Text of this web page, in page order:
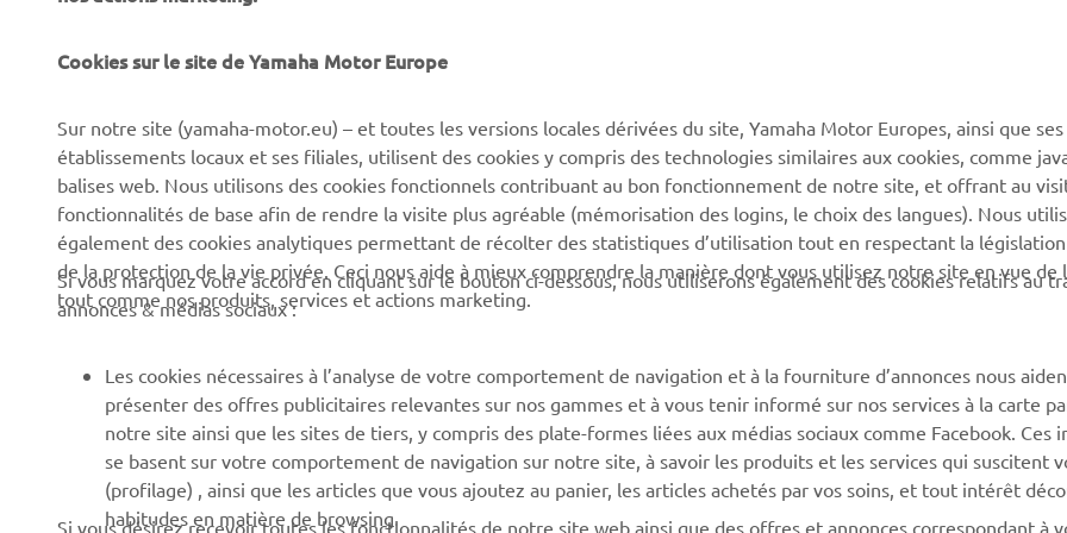
CORPORATE
Découvrez Yamaha
News
Événements
Press
Yamaha Motor e-brochures
Travailler chez Yamaha
Devenir revendeur
Canal d'alerte
BUSINESS
Systèmes pour vélos
électriques (VAE) Yamaha
Autorités
Terrains de golf
Premiers intervenants
Robotics
Partenariats
Informations techniques
pour les réparateurs
indépendants
MyYamaha
Yamaha Music
Yamaha Racing
Yamaha Motor Global
Catalogue des pièces
Réserver un entretien
Réseau Yamaha
Gestion des déchets de
batteries
Cookies sur le site de Yamaha Motor Europe
Sur notre site (yamaha-motor.eu) – et toutes les versions locales dérivées du site, Yamaha Motor Europes, ainsi que ses
établissements locaux et ses filiales, utilisent des cookies y compris des technologies similaires aux cookies, comme
balises web. Nous utilisons des cookies fonctionnels contribuant au bon fonctionnement de notre site, et offrant au
fonctionnalités de base afin de rendre la visite plus agréable (mémorisation des logins, le choix des langues). Nous
également des cookies analytiques permettant de récolter des statistiques d’utilisation tout en respectant la
de la protection de la vie privée. Ceci nous aide à mieux comprendre la manière dont vous utilisez notre site en vue de
tout comme nos produits, services et actions marketing.
Si vous marquez votre accord en cliquant sur le bouton ci-dessous, nous utiliserons également des cookies relatifs au
annonces & médias sociaux :
Les cookies nécessaires à l’analyse de votre comportement de navigation et à la fourniture d’annonces nous
présenter des offres publicitaires relevantes sur nos gammes et à vous tenir informé sur nos services à la carte
notre site ainsi que les sites de tiers, y compris des plate-formes liées aux médias sociaux comme Facebook. Ces
se basent sur votre comportement de navigation sur notre site, à savoir les produits et les services qui suscitent
(profilage) , ainsi que les articles que vous ajoutez au panier, les articles achetés par vos soins, et tout intérêt
habitudes en matière de browsing.
Si vous désirez recevoir toutes les fonctionnalités de notre site web ainsi que des offres et annonces correspondant à